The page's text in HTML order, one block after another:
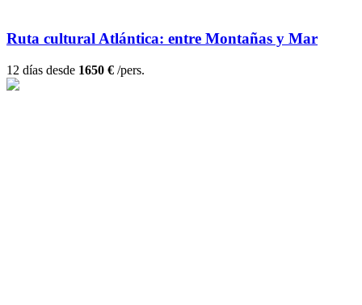
Ruta cultural Atlántica: entre Montañas y Mar
12 días desde 1650 € /pers.